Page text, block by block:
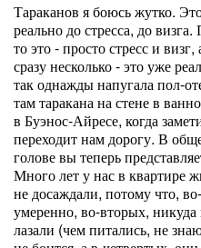
Тараканов я боюсь жутко.
реально до стресса, до
то это - просто стресс и
сразу несколько - это уже
так однажды напугала пол-
там таракана на стене в
в Буэнос-Айресе, когда
переходит нам дорогу. В
голове вы теперь
Много лет у нас в квартире
не досаждали, потому что,
умеренно, во-вторых,
лазали (чем питались, не